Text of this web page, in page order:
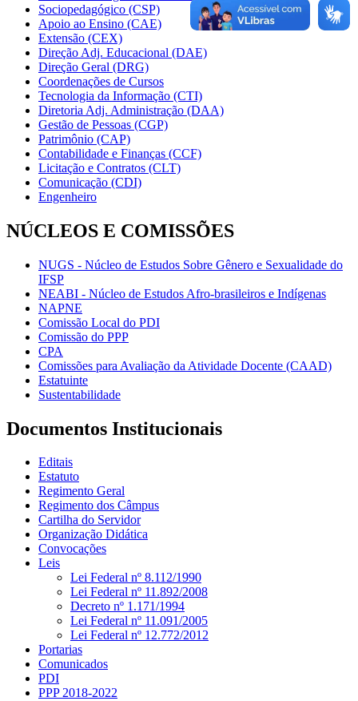
Sociopedagógico (CSP)
Apoio ao Ensino (CAE)
Extensão (CEX)
Direção Adj. Educacional (DAE)
Direção Geral (DRG)
Coordenações de Cursos
Tecnologia da Informação (CTI)
Diretoria Adj. Administração (DAA)
Gestão de Pessoas (CGP)
Patrimônio (CAP)
Contabilidade e Finanças (CCF)
Licitação e Contratos (CLT)
Comunicação (CDI)
Engenheiro
NÚCLEOS E COMISSÕES
NUGS - Núcleo de Estudos Sobre Gênero e Sexualidade do
IFSP
NEABI - Núcleo de Estudos Afro-brasileiros e Indígenas
NAPNE
Comissão Local do PDI
Comissão do PPP
CPA
Comissões para Avaliação da Atividade Docente (CAAD)
Estatuinte
Sustentabilidade
Documentos Institucionais
Editais
Estatuto
Regimento Geral
Regimento dos Câmpus
Cartilha do Servidor
Organização Didática
Convocações
Leis
Lei Federal nº 8.112/1990
Lei Federal nº 11.892/2008
Decreto nº 1.171/1994
Lei Federal nº 11.091/2005
Lei Federal nº 12.772/2012
Portarias
Comunicados
PDI
PPP 2018-2022